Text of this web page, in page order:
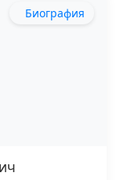
Биография